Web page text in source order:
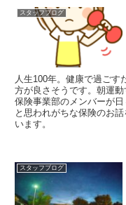
スタッフブログ
人生100年。健康で過ごす
方が良さそうです。朝運
保険事業部のメンバーが
と思われがちな保険のお
います。
スタッフブログ